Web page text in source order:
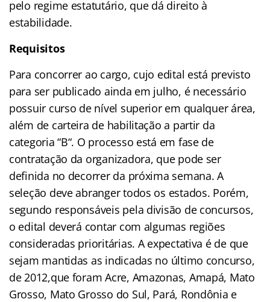
pelo regime estatutário, que dá direito à
estabilidade.
Requisitos
Para concorrer ao cargo, cujo edital está previsto
para ser publicado ainda em julho, é necessário
possuir curso de nível superior em qualquer área,
além de carteira de habilitação a partir da
categoria “B“. O processo está em fase de
contratação da organizadora, que pode ser
definida no decorrer da próxima semana. A
seleção deve abranger todos os estados. Porém,
segundo responsáveis pela divisão de concursos,
o edital deverá contar com algumas regiões
consideradas prioritárias. A expectativa é de que
sejam mantidas as indicadas no último concurso,
de 2012,que foram Acre, Amazonas, Amapá, Mato
Grosso, Mato Grosso do Sul, Pará, Rondônia e